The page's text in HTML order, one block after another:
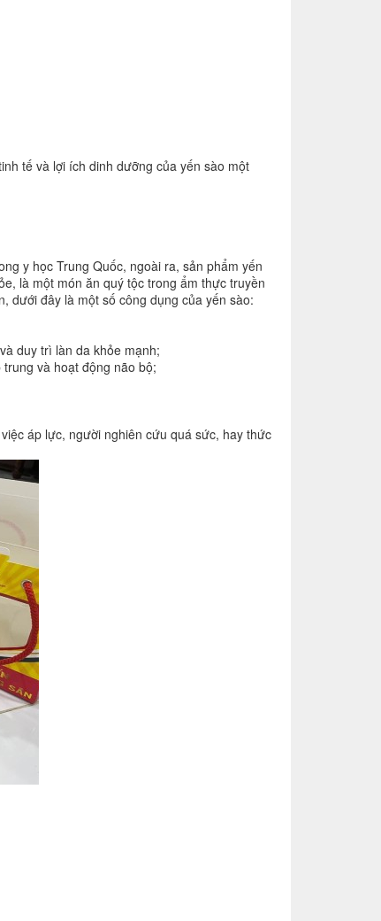
tế và lợi ích dinh dưỡng của yến sào một
y học Trung Quốc, ngoài ra, sản phẩm yến
là một món ăn quý tộc trong ẩm thực truyền
dưới đây là một số công dụng của yến sào:
duy trì làn da khỏe mạnh;
và hoạt động não bộ;
áp lực, người nghiên cứu quá sức, hay thức